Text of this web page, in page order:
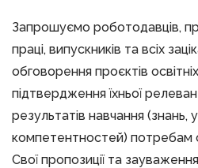
Запрошуємо роботодавців,
праці, випускників та всіх
обговорення проєктів
підтвердження їхньої
результатів навчання (знань,
компетентностей) потребам
Свої пропозиції та